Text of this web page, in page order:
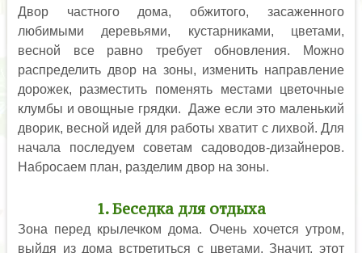
Двор частного дома, обжитого, засаженного
любимыми деревьями, кустарниками, цветами,
весной все равно требует обновления. Можно
распределить двор на зоны, изменить направление
дорожек, разместить поменять местами цветочные
клумбы и овощные грядки. Даже если это маленький
дворик, весной идей для работы хватит с лихвой. Для
начала последуем советам садоводов-дизайнеров.
Набросаем план, разделим двор на зоны.
1. Беседка для отдыха
Зона перед крылечком дома. Очень хочется утром,
выйдя из дома встретиться с цветами. Значит, этот